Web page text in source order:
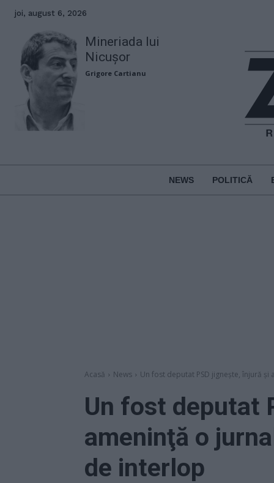
joi, august 6, 2026
Mineriada lui
Nicușor
Grigore Cartianu
NEWS POLITICĂ
Acasă News Un fost deputat PSD jignește, înjură
Un fost deputat
ameninţă o
de interlop